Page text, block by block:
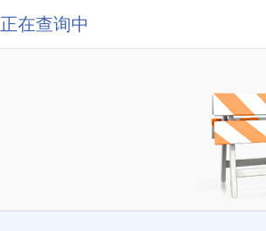
正在查询中